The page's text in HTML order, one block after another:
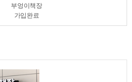
부엉이책장
가입완료